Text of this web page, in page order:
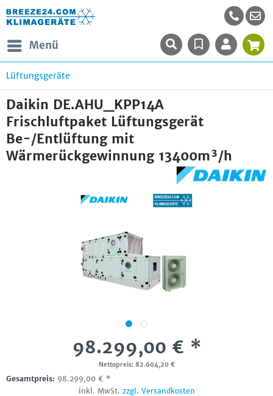
Menü
Lüftungsgeräte
Daikin DE.AHU_KPP14A
Frischluftpaket Lüftungsgerät
Be-/Entlüftung mit
Wärmerückgewinnung 13400m³/h
98.299,00 € *
Nettopreis: 82.604,20 €
Gesamtpreis: 98.299,00 € *
inkl. MwSt. zzgl. Versandkosten